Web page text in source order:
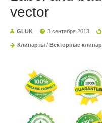
vector
GLUK 3 сентября 2013
Клипарты / Векторные